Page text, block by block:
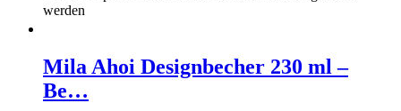
werden
Mila Ahoi Designbecher 230 ml –
Be…